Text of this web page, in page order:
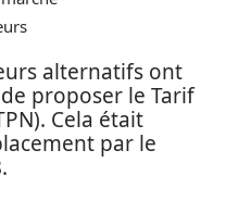
alternatifs ont
proposer le Tarif
Cela était
par le